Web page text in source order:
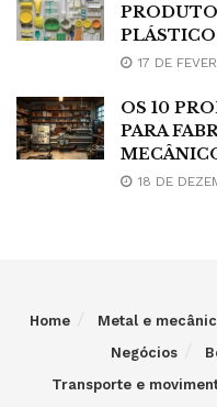
PLÁSTICO
17 DE
OS 10
PARA
18 DE
Home Metal e
Negócios
Transporte e